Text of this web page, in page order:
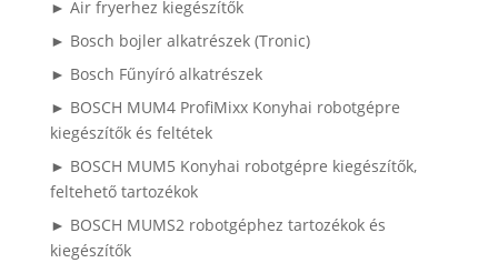
► Air fryerhez kiegészítők
► Bosch bojler alkatrészek (Tronic)
► Bosch Fűnyíró alkatrészek
► BOSCH MUM4 ProfiMixx Konyhai robotgépre
kiegészítők és feltétek
► BOSCH MUM5 Konyhai robotgépre kiegészítők,
feltehető tartozékok
► BOSCH MUMS2 robotgéphez tartozékok és
kiegészítők